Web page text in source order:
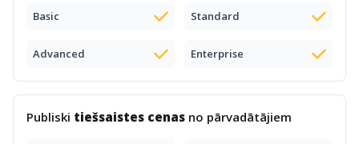
Basic Standard
Advanced Enterprise
Publiski tiešsaistes cenas no pārvadātājiem